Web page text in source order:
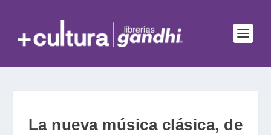
La nueva música clásica, de